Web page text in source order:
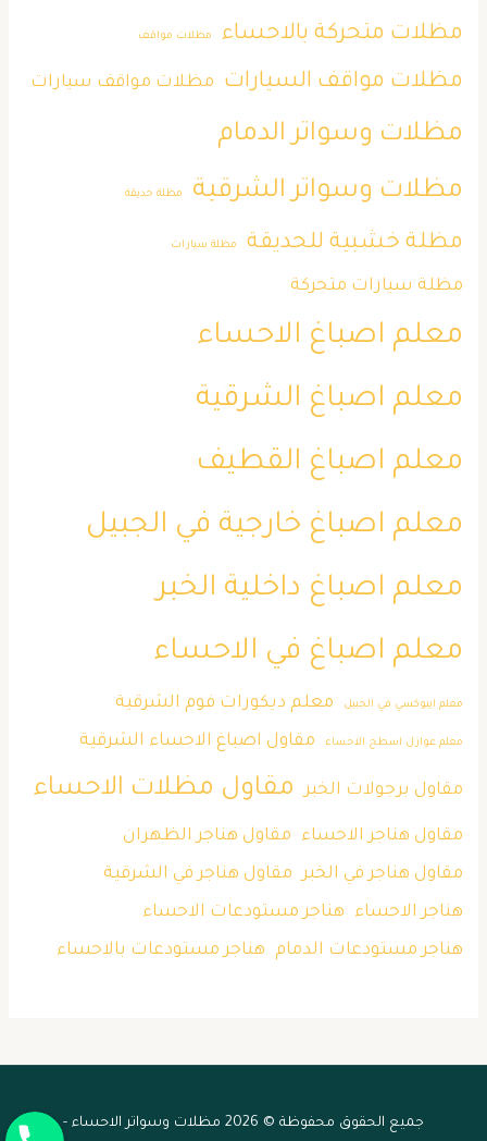
مظلات متحركة بالاحساء
مظلات مواقف
مظلات مواقف السيارات مظلات مواقف سيارات
مظلات وسواتر الدمام
مظلات وسواتر الشرقية
مظلة حديقة
مظلة خشبية للحديقة مظلة سيارات
مظلة سيارات متحركة
معلم اصباغ الاحساء
معلم اصباغ الشرقية
معلم اصباغ القطيف
معلم اصباغ خارجية في الجبيل
معلم اصباغ داخلية الخبر
معلم اصباغ في الاحساء
معلم ايبوكسي في الجبيل معلم ديكورات فوم الشرقية
معلم عوازل اسطح الاحساء مقاول اصباغ الاحساء الشرقية
مقاول برجولات الخبر مقاول مظلات الاحساء
مقاول هناجر الاحساء مقاول هناجر الظهران
مقاول هناجر في الخبر مقاول هناجر في الشرقية
هناجر الاحساء هناجر مستودعات الاحساء
هناجر مستودعات الدمام هناجر مستودعات بالاحساء
جميع الحقوق محفوظة © 2026 مظلات وسواتر الاحساء -
جوال